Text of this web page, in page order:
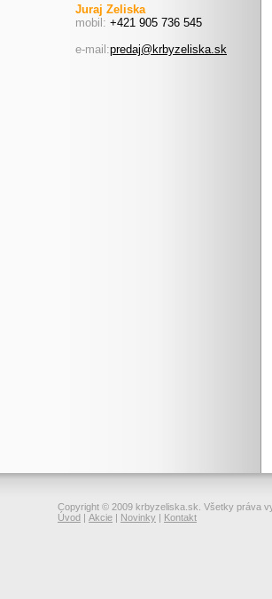
Juraj Zeliska
mobil: +421 905 736 545
e-mail:predaj@krbyzeliska.sk
Copyright © 2009 krbyzeliska.sk. Všetky práva
Úvod | Akcie | Novinky | Kontakt